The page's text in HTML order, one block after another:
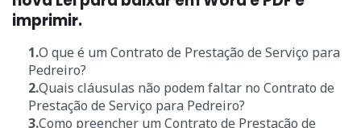
imprimir.
1.O que é um Contrato de Prestação de Serviço para
Pedreiro?
2.Quais cláusulas não podem faltar no Contrato de
Prestação de Serviço para Pedreiro?
3.Como preencher um Contrato de Prestação de